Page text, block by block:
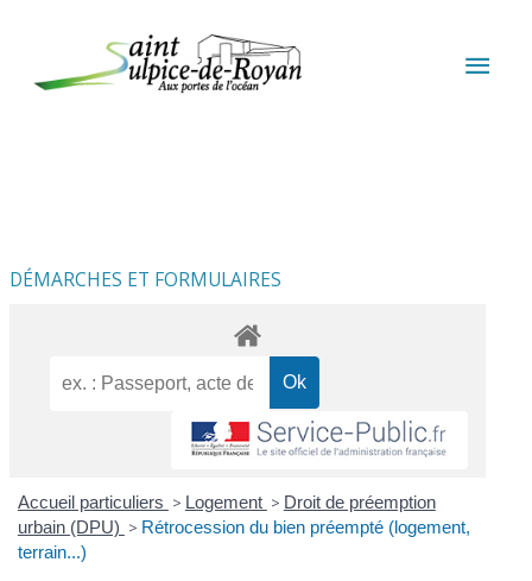
DÉMARCHES ET FORMULAIRES
Accueil particuliers > Logement > Droit de préemption
urbain (DPU) > Rétrocession du bien préempté (logement,
terrain...)